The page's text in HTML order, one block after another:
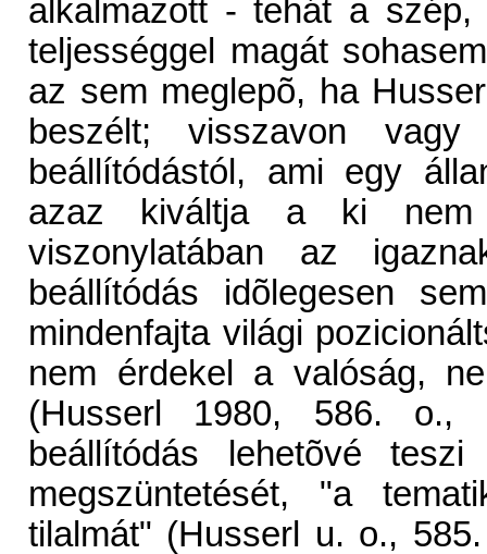
alkalmazott - tehát a
teljességgel magát
az sem meglepõ, ha
beszélt; visszavon
beállítódástól, ami egy
azaz kiváltja a ki nem
viszonylatában az
beállítódás idõlegesen
mindenfajta világi
nem érdekel a valóság,
(Husserl 1980, 586. o.,
beállítódás lehetõvé
megszüntetését, "a
tilalmát" (Husserl u. o.,